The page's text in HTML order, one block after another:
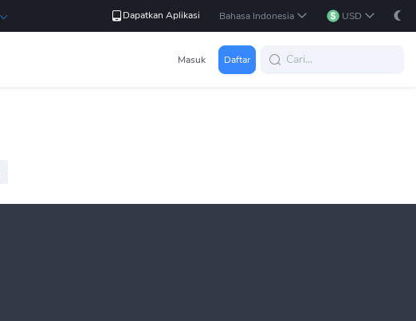
Dapatkan Aplikasi Bahasa Indonesia USD
Masuk Daftar